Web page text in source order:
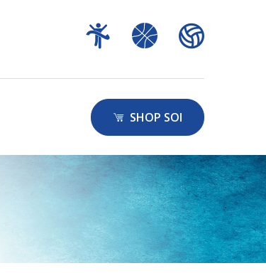
SHOP SOI